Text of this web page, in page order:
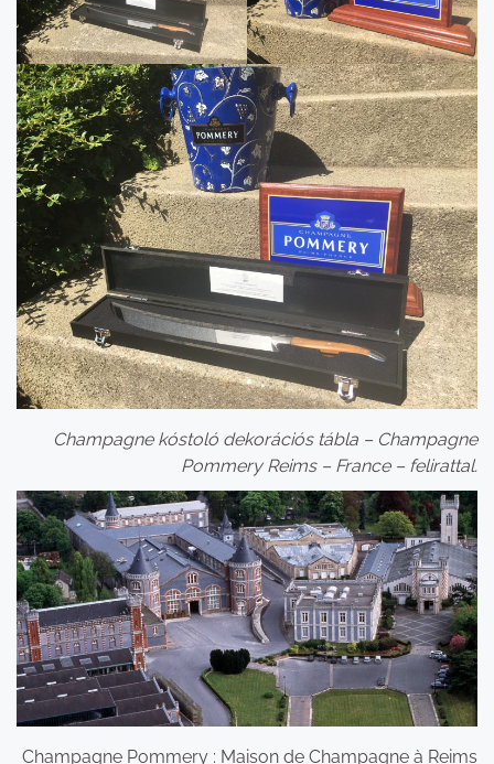
Champagne kóstoló dekorációs tábla – Champagne
Pommery Reims – France – felirattal.
Champagne Pommery : Maison de Champagne à Reims